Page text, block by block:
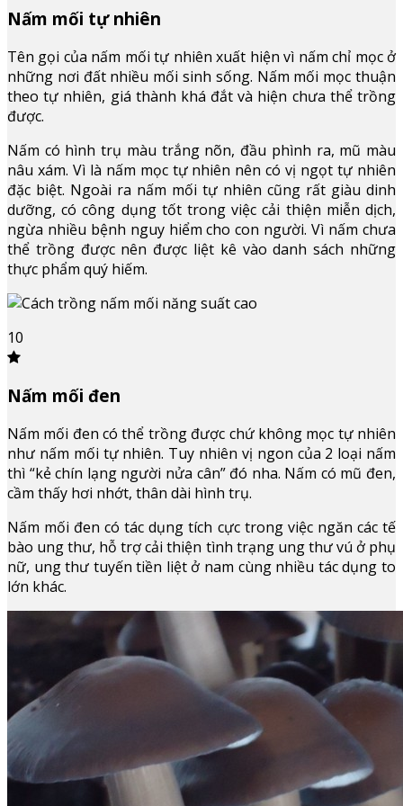
Nấm mối tự nhiên
Tên gọi của nấm mối tự nhiên xuất hiện vì nấm chỉ mọc ở
những nơi đất nhiều mối sinh sống. Nấm mối mọc thuận
theo tự nhiên, giá thành khá đắt và hiện chưa thể trồng
được.
Nấm có hình trụ màu trắng nõn, đầu phình ra, mũ màu
nâu xám. Vì là nấm mọc tự nhiên nên có vị ngọt tự nhiên
đặc biệt. Ngoài ra nấm mối tự nhiên cũng rất giàu dinh
dưỡng, có công dụng tốt trong việc cải thiện miễn dịch,
ngừa nhiều bệnh nguy hiểm cho con người. Vì nấm chưa
thể trồng được nên được liệt kê vào danh sách những
thực phẩm quý hiếm.
10
Nấm mối đen
Nấm mối đen có thể trồng được chứ không mọc tự nhiên
như nấm mối tự nhiên. Tuy nhiên vị ngon của 2 loại nấm
thì “kẻ chín lạng người nửa cân” đó nha. Nấm có mũ đen,
cầm thấy hơi nhớt, thân dài hình trụ.
Nấm mối đen có tác dụng tích cực trong việc ngăn các tế
bào ung thư, hỗ trợ cải thiện tình trạng ung thư vú ở phụ
nữ, ung thư tuyến tiền liệt ở nam cùng nhiều tác dụng to
lớn khác.